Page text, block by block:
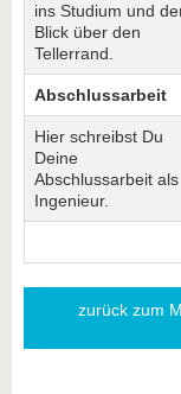
ins Studium und
Blick über den
Tellerrand.
Abschlussarbeit
Hier schreibst Du
Deine
Abschlussarbeit als
Ingenieur.
zurück zum